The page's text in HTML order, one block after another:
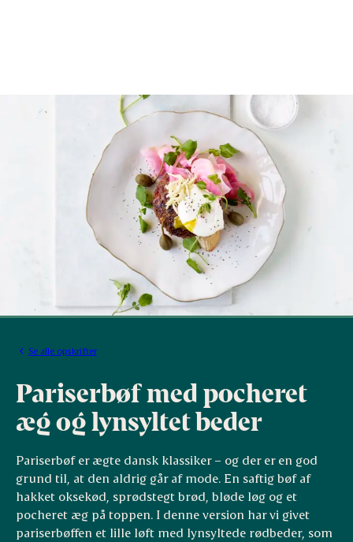
Se alle opskrifter
Pariserbøf med pocheret
æg og lynsyltet beder
Pariserbøf er ægte dansk klassiker – og der er en god
grund til, at den aldrig går af mode. En saftig bøf af
hakket oksekød, sprødstegt brød, bløde løg og et
pocheret æg på toppen. I denne version har vi givet
pariserbøffen et lille løft med lynsyltede rødbeder, som